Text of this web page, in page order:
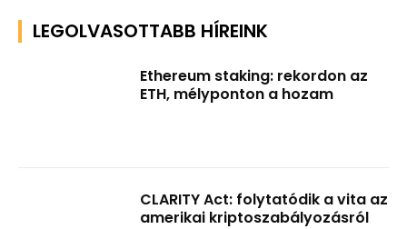
LEGOLVASOTTABB HÍREINK
Ethereum staking: rekordon az
ETH, mélyponton a hozam
CLARITY Act: folytatódik a vita az
amerikai kriptoszabályozásról